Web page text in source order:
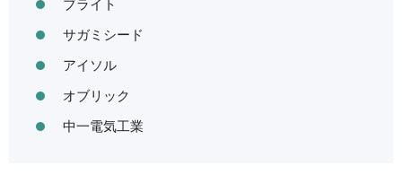
サガミシード
アイソル
オブリック
中一電気工業